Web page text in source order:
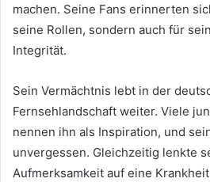
machen. Seine Fans erinnerten
seine Rollen, sondern auch für
Integrität.
Sein Vermächtnis lebt in der
Fernsehlandschaft weiter. Viele
nennen ihn als Inspiration, und
unvergessen. Gleichzeitig lenkte
Aufmerksamkeit auf eine